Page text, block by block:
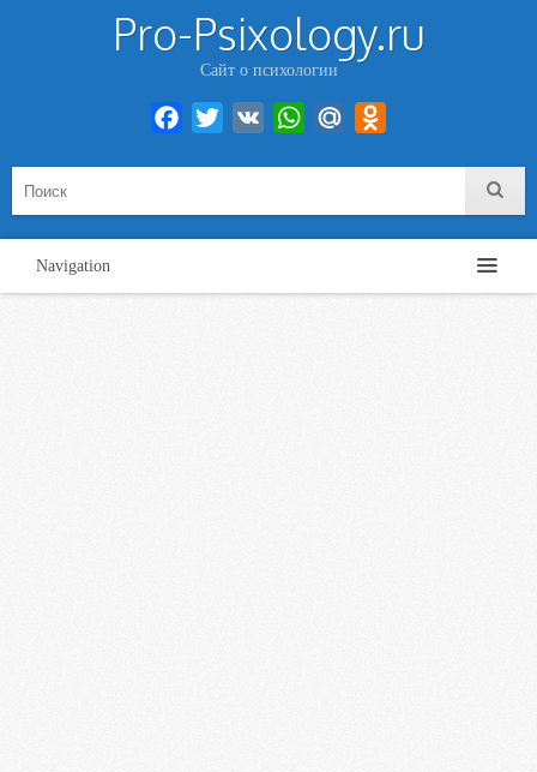
Pro-Psixology.ru
Сайт о психологии
Facebook
Twitter VK WhatsAppMail.Ru
Navigation